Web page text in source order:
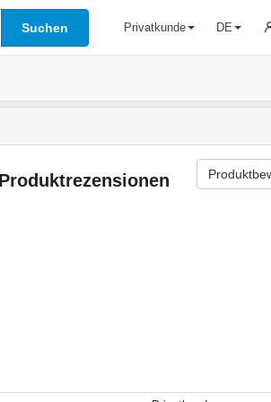
Suchen Privatkunde DE
Produktrezensionen